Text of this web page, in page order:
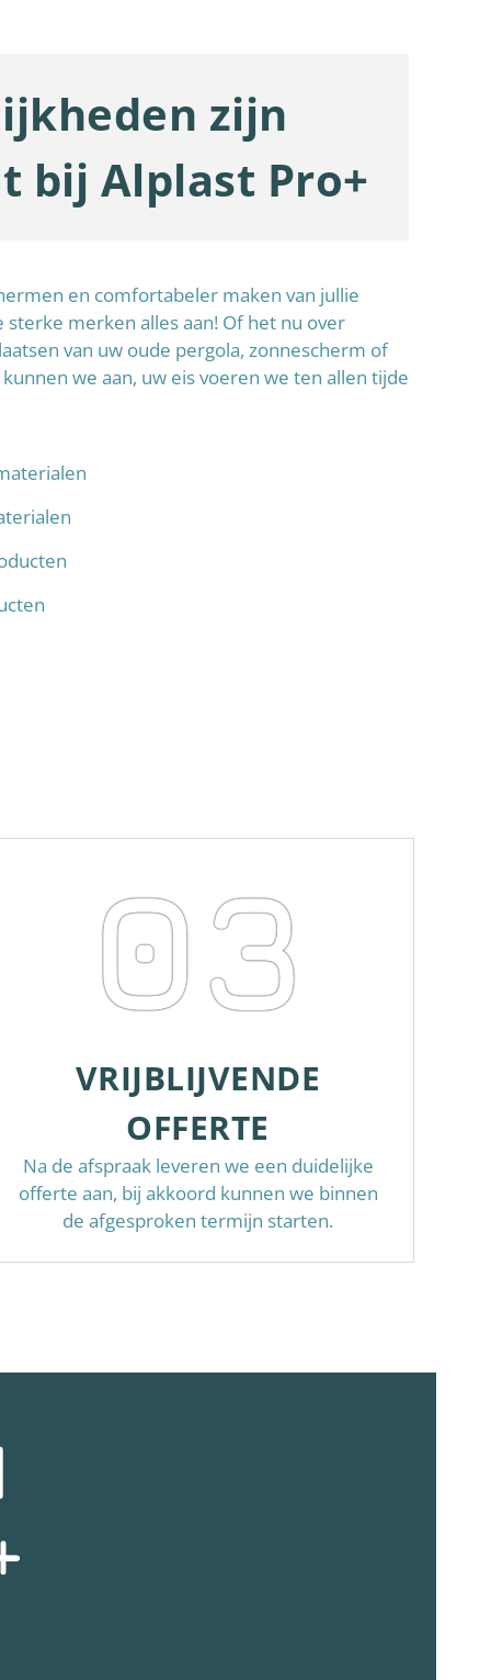
zijn
bij Alplast Pro+
en comfortabeler maken van jullie
merken alles aan! Of het nu over
van uw oude pergola, zonnescherm of
we aan, uw eis voeren we ten allen tijde
03
VRIJBLIJVENDE
OFFERTE
Na de afspraak leveren we een duidelijke
offerte aan, bij akkoord kunnen we binnen
de afgesproken termijn starten.